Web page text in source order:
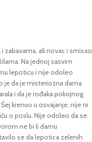
zabavama, ali novac i smisao
Na jednoj sasvim
lepoticu i nije odoleo
je da je misteriozna dama
i da je rođaka pokojnog
krenuo u osvajanje, nije ni
o poslu. Nije odoleo da se
ne bi li damu
se da lepotica zelenih